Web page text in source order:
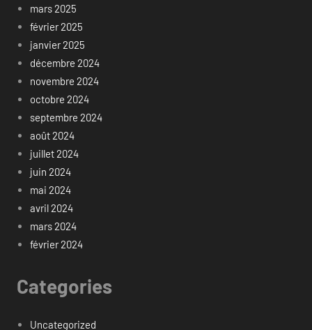
mars 2025
février 2025
janvier 2025
décembre 2024
novembre 2024
octobre 2024
septembre 2024
août 2024
juillet 2024
juin 2024
mai 2024
avril 2024
mars 2024
février 2024
Categories
Uncategorized